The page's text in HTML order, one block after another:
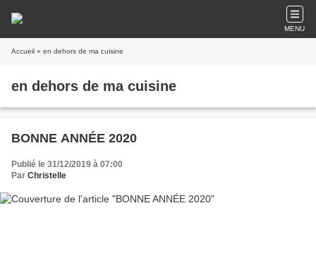
MENU
Accueil » en dehors de ma cuisine
en dehors de ma cuisine
BONNE ANNÉE 2020
Publié le 31/12/2019 à 07:00
Par Christelle